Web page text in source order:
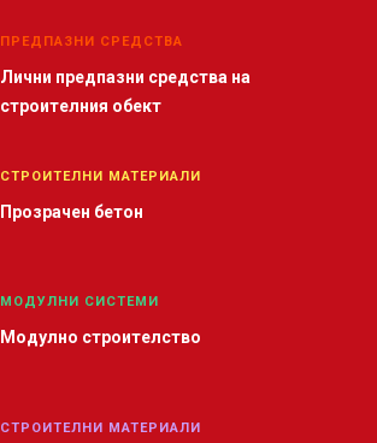
ПРЕДПАЗНИ СРЕДСТВА
Лични предпазни средства на
строителния обект
СТРОИТЕЛНИ МАТЕРИАЛИ
Прозрачен бетон
МОДУЛНИ СИСТЕМИ
Модулно строителство
СТРОИТЕЛНИ МАТЕРИАЛИ